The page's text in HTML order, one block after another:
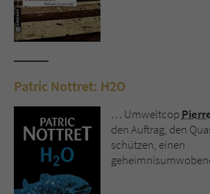
Patric Nottret: H2O
… Umweltcop
den Auftrag, den
schützen, einen
Laufzeit Session
Dieses Cookie gewährleistet
Sicherheitscode des